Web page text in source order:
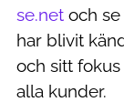
se.net och
har blivit
och sitt
alla kunder.